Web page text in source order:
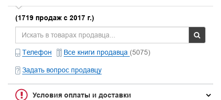
(1719 продаж с 2017 г.)
Телефон Все книги продавца (5075)
Задать вопрос продавцу
Условия оплаты и доставки